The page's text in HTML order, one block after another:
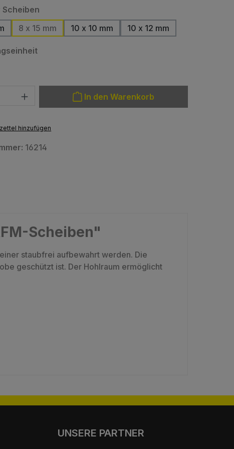
8 x 15 mm 10 x 10 mm 10 x 12 mm
auswählen
Gib den gewünschten Wert ein oder benutze die
In den Warenkorb
hinzufügen
16214
Scheiben"
staubfrei aufbewahrt werden. Die
geschützt ist. Der Hohlraum ermöglicht
UNSERE PARTNER